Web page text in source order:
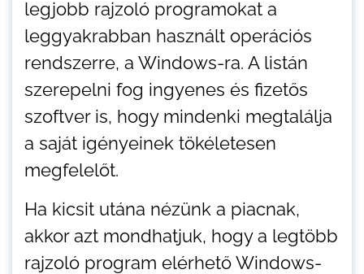
legjobb rajzoló programokat a
leggyakrabban használt operációs
rendszerre, a Windows-ra. A listán
szerepelni fog ingyenes és fizetős
szoftver is, hogy mindenki megtalálja
a saját igényeinek tökéletesen
megfelelőt.
Ha kicsit utána nézünk a piacnak,
akkor azt mondhatjuk, hogy a legtöbb
rajzoló program elérhető Windows-